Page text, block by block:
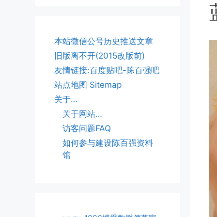
本站微信公号历史推送文章
旧版离不开(2015改版前)
友情链接:百度贴吧-陈百强吧
站点地图 Sitemap
关于…
关于网站…
访客问题FAQ
如何参与建设陈百强资料
馆